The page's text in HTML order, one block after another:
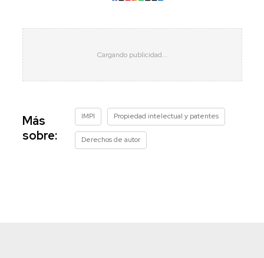
Más
sobre:
IMPI Propiedad intelectual y patentes
Derechos de autor